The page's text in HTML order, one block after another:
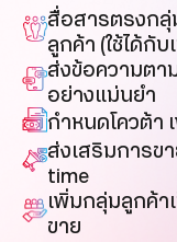
สื่อสารตรงกลุ่
ลูกค้า (ใช้ได้กั
ส่งข้อความตา
อย่างแม่นยำ
กำหนดโควต้า
ส่งเสริมการข
time
เพิ่มกลุ่มลูกค้า
ขาย